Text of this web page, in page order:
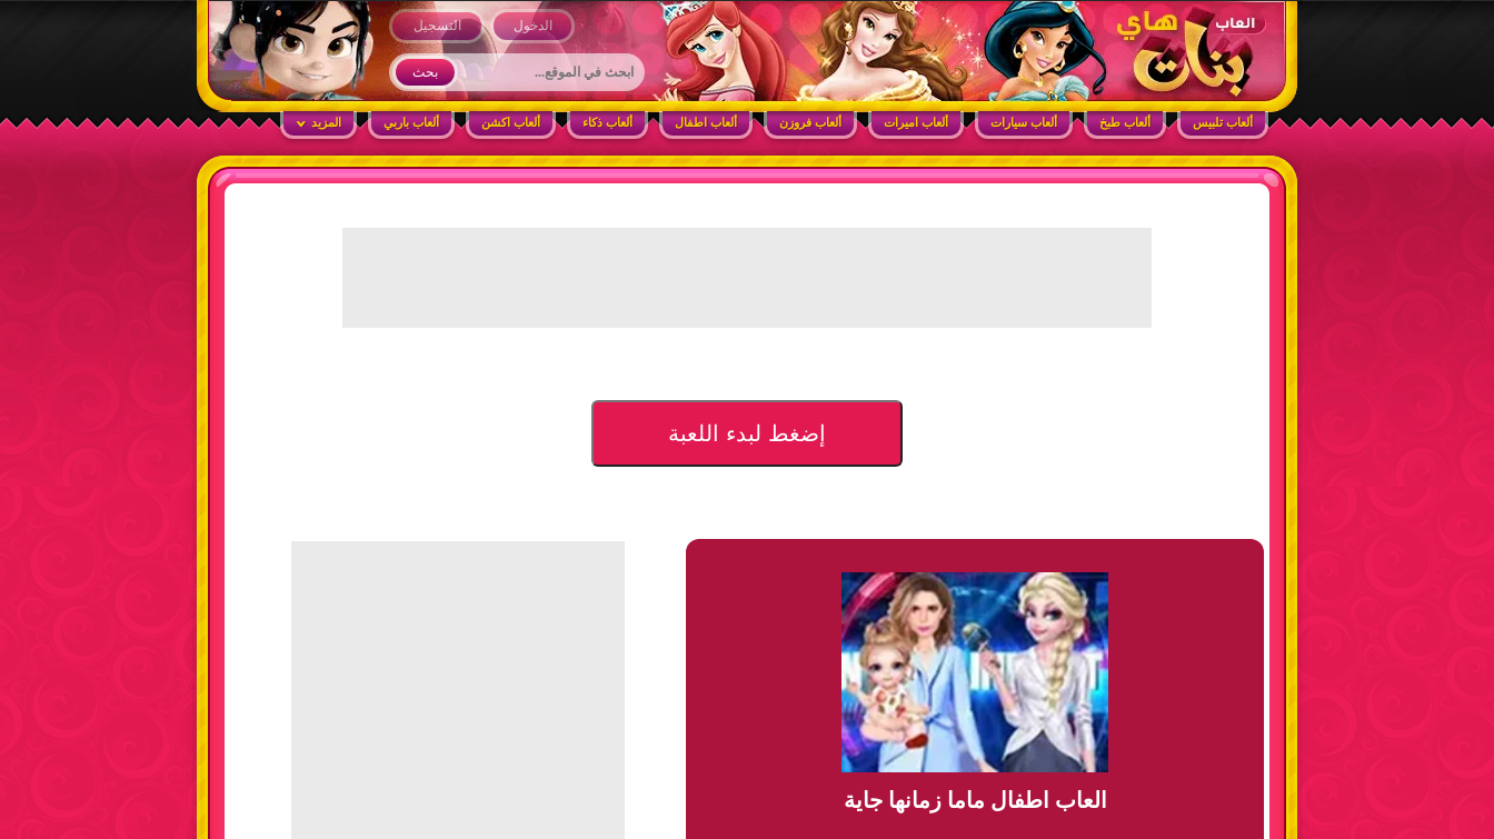
ألعاب بنات هاي – أفضل ألعاب تلبيس، مكياج، طبخ وأنشطة ممتعة للبنات
ابحث في الموقع
التسجيل
الدخول
ألعاب تلبيس ألعاب طبخ ألعاب سيارات ألعاب اميرات ألعاب فروزن ألعاب اطفال ألعاب ذكاء ألعاب اكشن ألعاب باربي المزيد
إضغط لبدء اللعبة
العاب اطفال ماما زمانها جاية